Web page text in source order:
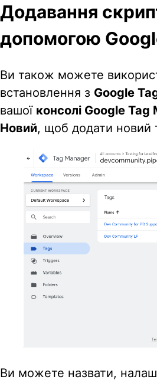
Додавання
допомогою
Ви також можете
встановлення з Google
вашої консолі Google Tag
Новий, щоб додати новий
Ви можете назвати,